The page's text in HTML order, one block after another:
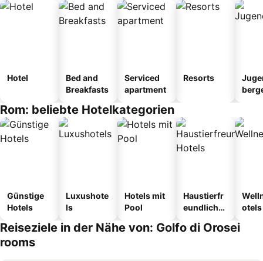
Hotel
Bed and
Breakfasts
Serviced
apartment
Resorts
Rom: beliebte Hotelkategorien
Günstige
Hotels
Luxushote
ls
Hotels mit
Pool
Haustierfr
eundliche
otels
Reiseziele in der Nähe von: Golfo di Orosei
rooms